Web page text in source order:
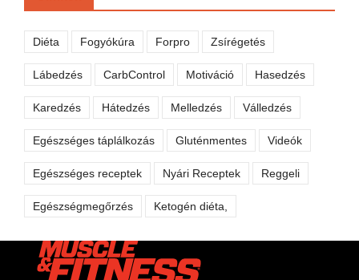
Diéta Fogyókúra Forpro Zsírégetés
Lábedzés CarbControl Motiváció Hasedzés
Karedzés Hátedzés Melledzés Válledzés
Egészséges táplálkozás Gluténmentes Videók
Egészséges receptek Nyári Receptek Reggeli
Egészségmegőrzés Ketogén diéta,